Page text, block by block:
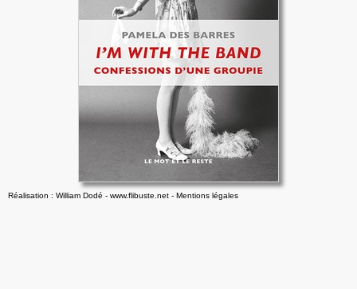
Réalisation : William Dodé - www.flibuste.net - Mentions légales